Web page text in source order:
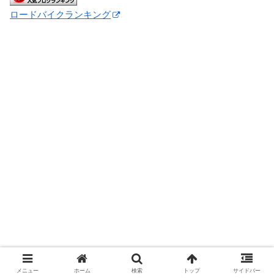
ロードバイクランキング
メニュー ホーム 検索 トップ サイドバー